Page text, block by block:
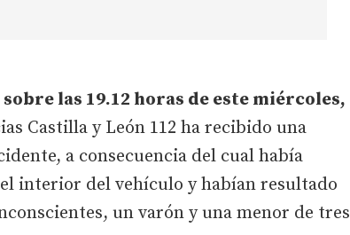
las 19.12 horas de este miércoles,
Castilla y León 112 ha recibido una
a consecuencia del cual había
interior del vehículo y habían resultado
un varón y una menor de tres